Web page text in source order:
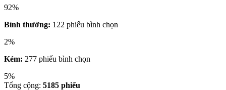
92%
Bình thường: 122 phiếu bình chọn
2%
Kém: 277 phiếu bình chọn
5%
Tổng cộng: 5185 phiếu